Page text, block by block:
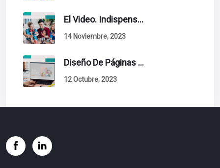
El Video. Indispensable En Tu Estrategia De Contenidos.
14 Noviembre, 2023
Diseño De Páginas Web. Esto Debe Tener Un Sitio Exitoso.
12 Octubre, 2023